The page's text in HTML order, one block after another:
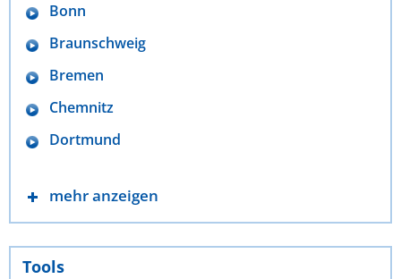
Bonn
Braunschweig
Bremen
Chemnitz
Dortmund
mehr anzeigen
Tools